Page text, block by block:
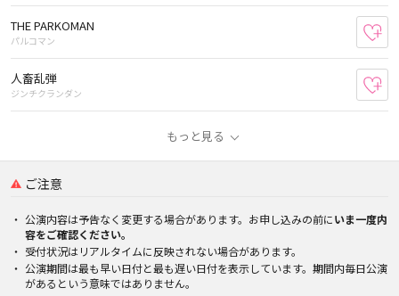
THE PARKOMAN
パルコマン
人畜乱弾
ジンチクランダン
もっと見る
ご注意
公演内容は予告なく変更する場合があります。お申し込みの前にいま一度内
容をご確認ください。
受付状況はリアルタイムに反映されない場合があります。
公演期間は最も早い日付と最も遅い日付を表示しています。期間内毎日公演
があるという意味ではありません。